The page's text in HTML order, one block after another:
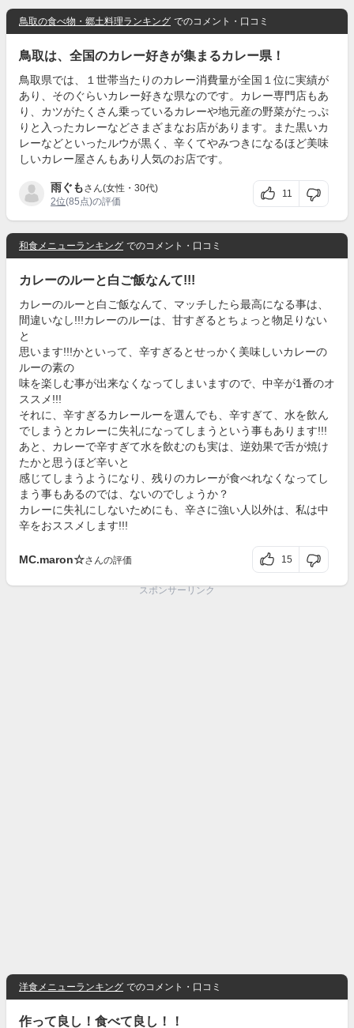
鳥取の食べ物・郷土料理ランキング でのコメント・口コミ
鳥取は、全国のカレー好きが集まるカレー県！
鳥取県では、１世帯当たりのカレー消費量が全国１位に実績が
あり、そのぐらいカレー好きな県なのです。カレー専門店もあ
り、カツがたくさん乗っているカレーや地元産の野菜がたっぷ
りと入ったカレーなどさまざまなお店があります。また黒いカ
レーなどといったルウが黒く、辛くてやみつきになるほど美味
しいカレー屋さんもあり人気のお店です。
雨ぐもさん(女性・30代)
2位(85点)の評価
11
和食メニューランキング でのコメント・口コミ
カレーのルーと白ご飯なんて!!!
カレーのルーと白ご飯なんて、マッチしたら最高になる事は、
間違いなし!!!カレーのルーは、甘すぎるとちょっと物足りない
と
思います!!!かといって、辛すぎるとせっかく美味しいカレーの
ルーの素の
味を楽しむ事が出来なくなってしまいますので、中辛が1番のオ
ススメ!!!
それに、辛すぎるカレールーを選んでも、辛すぎて、水を飲ん
でしまうとカレーに失礼になってしまうという事もあります!!!
あと、カレーで辛すぎて水を飲むのも実は、逆効果で舌が焼け
たかと思うほど辛いと
感じてしまうようになり、残りのカレーが食べれなくなってし
まう事もあるのでは、ないのでしょうか？
カレーに失礼にしないためにも、辛さに強い人以外は、私は中
辛をおススメします!!!
MC.maron☆さんの評価 15
スポンサーリンク
洋食メニューランキング でのコメント・口コミ
作って良し！食べて良し！！